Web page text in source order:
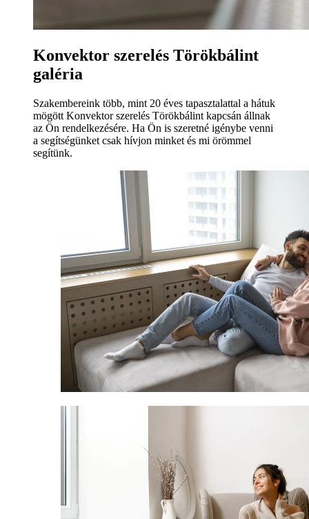
Konvektor szerelés Törökbálint
galéria
Szakembereink több, mint 20 éves tapasztalattal a hátuk
mögött Konvektor szerelés Törökbálint kapcsán állnak
az Ön rendelkezésére. Ha Ön is szeretné igénybe venni
a segítségünket csak hívjon minket és mi örömmel
segítünk.